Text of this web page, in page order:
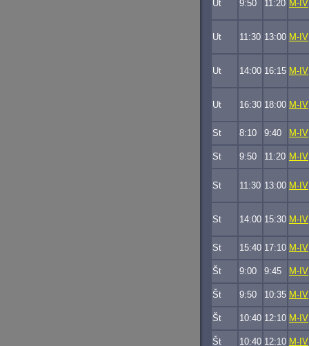
Ut 9:50 11:20 M-IV
Ut 11:30 13:00 M-IV
Ut 14:00 16:15 M-IV
Ut 16:30 18:00 M-IV
St 8:10 9:40 M-IV
St 9:50 11:20 M-IV
St 11:30 13:00 M-IV
St 14:00 15:30 M-IV
St 15:40 17:10 M-IV
Št 9:00 9:45 M-IV
Št 9:50 10:35 M-IV
Št 10:40 12:10 M-IV
Št 10:40 12:10 M-IV